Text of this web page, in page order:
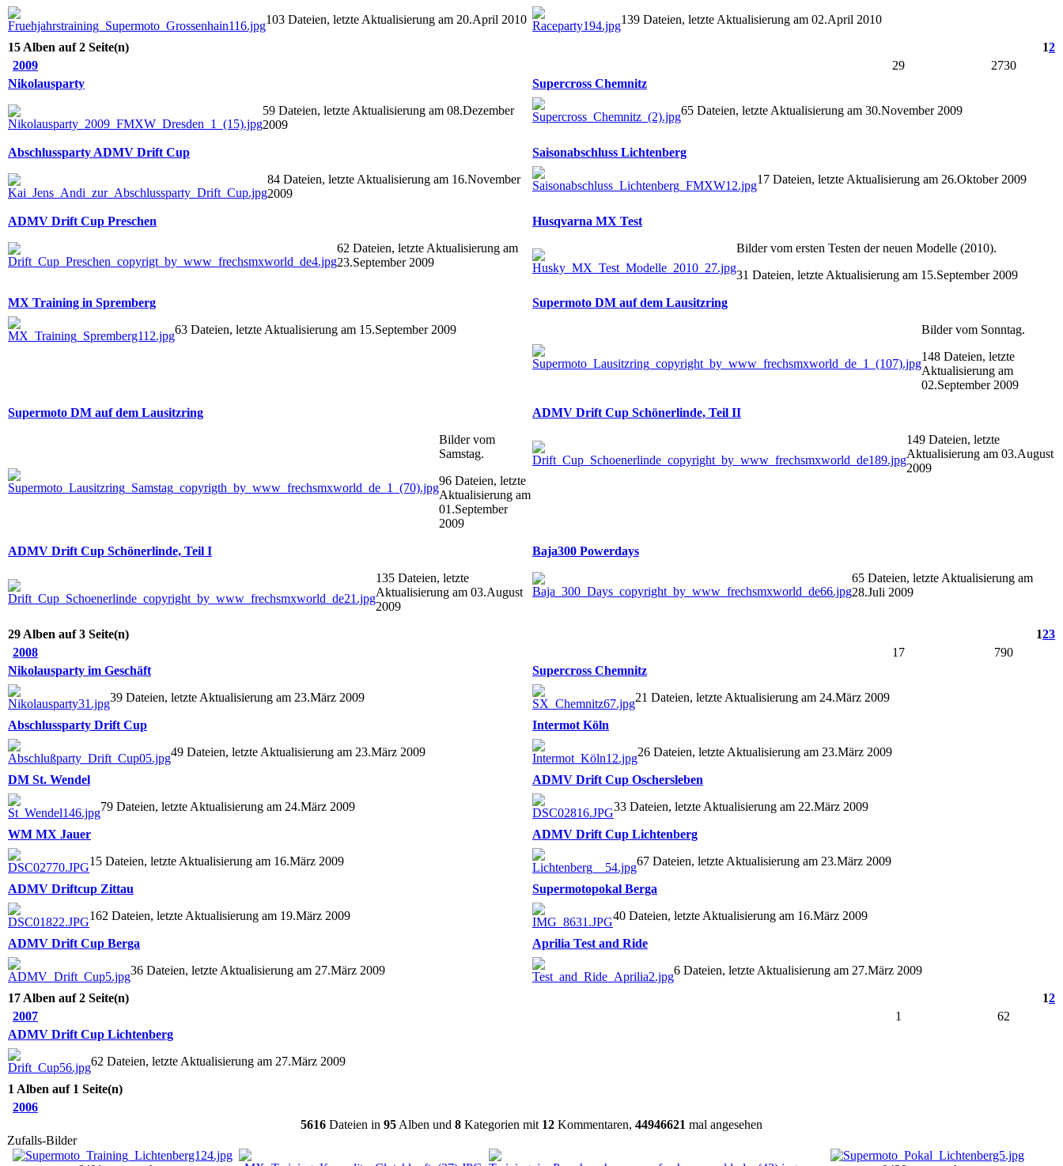
103 Dateien, letzte Aktualisierung am 20.April 2010
139 Dateien, letzte Aktualisierung am 02.April 2010
15 Alben auf 2 Seite(n) 12
2009
29
2730
Nikolausparty
59 Dateien, letzte Aktualisierung am 08.Dezember
2009
Supercross Chemnitz
65 Dateien, letzte Aktualisierung am 30.November 2009
Abschlussparty ADMV Drift Cup
84 Dateien, letzte Aktualisierung am 16.November
2009
Saisonabschluss Lichtenberg
17 Dateien, letzte Aktualisierung am 26.Oktober 2009
ADMV Drift Cup Preschen
62 Dateien, letzte Aktualisierung am
23.September 2009
Husqvarna MX Test
Bilder vom ersten Testen der neuen Modelle (2010).
31 Dateien, letzte Aktualisierung am 15.September 2009
MX Training in Spremberg
63 Dateien, letzte Aktualisierung am 15.September 2009
Supermoto DM auf dem Lausitzring
Bilder vom Sonntag.
148 Dateien, letzte
Aktualisierung am
02.September 2009
Supermoto DM auf dem Lausitzring
Bilder vom
Samstag.
96 Dateien, letzte
Aktualisierung am
01.September
2009
ADMV Drift Cup Schönerlinde, Teil II
149 Dateien, letzte
Aktualisierung am 03.August
2009
ADMV Drift Cup Schönerlinde, Teil I
135 Dateien, letzte
Aktualisierung am 03.August
2009
Baja300 Powerdays
65 Dateien, letzte Aktualisierung am
28.Juli 2009
29 Alben auf 3 Seite(n) 123
2008
17
790
Nikolausparty im Geschäft
39 Dateien, letzte Aktualisierung am 23.März 2009
Supercross Chemnitz
21 Dateien, letzte Aktualisierung am 24.März 2009
Abschlussparty Drift Cup
49 Dateien, letzte Aktualisierung am 23.März 2009
Intermot Köln
26 Dateien, letzte Aktualisierung am 23.März 2009
DM St. Wendel
79 Dateien, letzte Aktualisierung am 24.März 2009
ADMV Drift Cup Oschersleben
33 Dateien, letzte Aktualisierung am 22.März 2009
WM MX Jauer
15 Dateien, letzte Aktualisierung am 16.März 2009
ADMV Drift Cup Lichtenberg
67 Dateien, letzte Aktualisierung am 23.März 2009
ADMV Driftcup Zittau
162 Dateien, letzte Aktualisierung am 19.März 2009
Supermotopokal Berga
40 Dateien, letzte Aktualisierung am 16.März 2009
ADMV Drift Cup Berga
36 Dateien, letzte Aktualisierung am 27.März 2009
Aprilia Test and Ride
6 Dateien, letzte Aktualisierung am 27.März 2009
17 Alben auf 2 Seite(n) 12
2007
1
62
ADMV Drift Cup Lichtenberg
62 Dateien, letzte Aktualisierung am 27.März 2009
1 Alben auf 1 Seite(n)
2006
5616 Dateien in 95 Alben und 8 Kategorien mit 12 Kommentaren, 44946621 mal angesehen
Zufalls-Bilder